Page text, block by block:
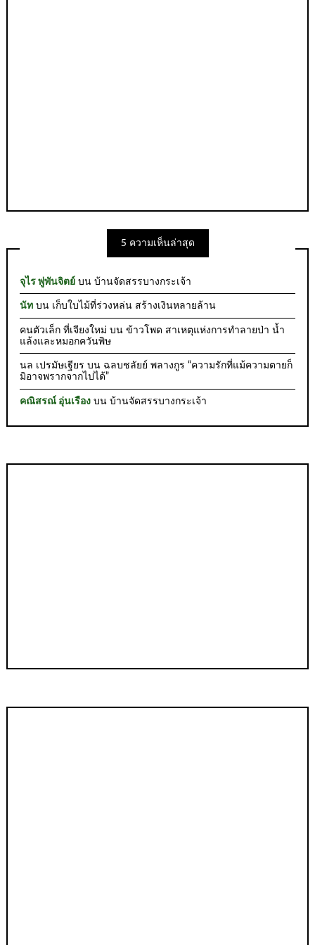
5 ความเห็นล่าสุด
จุไร พู่พันจิตย์ บนบ้านจัดสรรบางกระเจ้า
นัท บน เก็บใบไม้ที่ร่วงหล่น สร้างเงินหลายล้าน
คนตัวเล็ก ที่เจียงใหม่ บนข้าวโพด สาเหตุแห่งการทำลายป่า น้ำ
แล้งและหมอกควันพิษ
นล เปรมัษเฐียร บน ฉลบชลัยย์ พลางกูร “ความรักที่แม้ความตายก็
มิอาจพรากจากไปได้”
คณิสรณ์ อุ่นเรือง บนบ้านจัดสรรบางกระเจ้า